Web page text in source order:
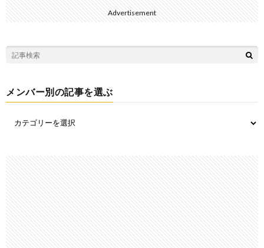
Advertisement
メンバー別の記事を選ぶ